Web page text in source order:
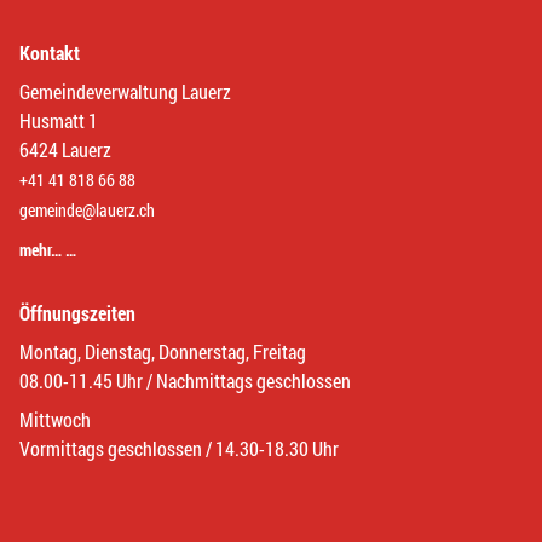
Kontakt
Gemeindeverwaltung Lauerz
Husmatt 1
6424 Lauerz
+41 41 818 66 88
gemeinde@lauerz.ch
mehr… …
Öffnungszeiten
Montag, Dienstag, Donnerstag, Freitag
08.00-11.45 Uhr / Nachmittags geschlossen
Mittwoch
Vormittags geschlossen / 14.30-18.30 Uhr